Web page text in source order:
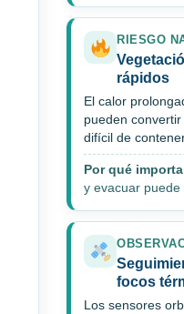
RIESGO
rápidos
El calor
pueden
difícil de
Por qué
y evacuar
focos
Los sensores